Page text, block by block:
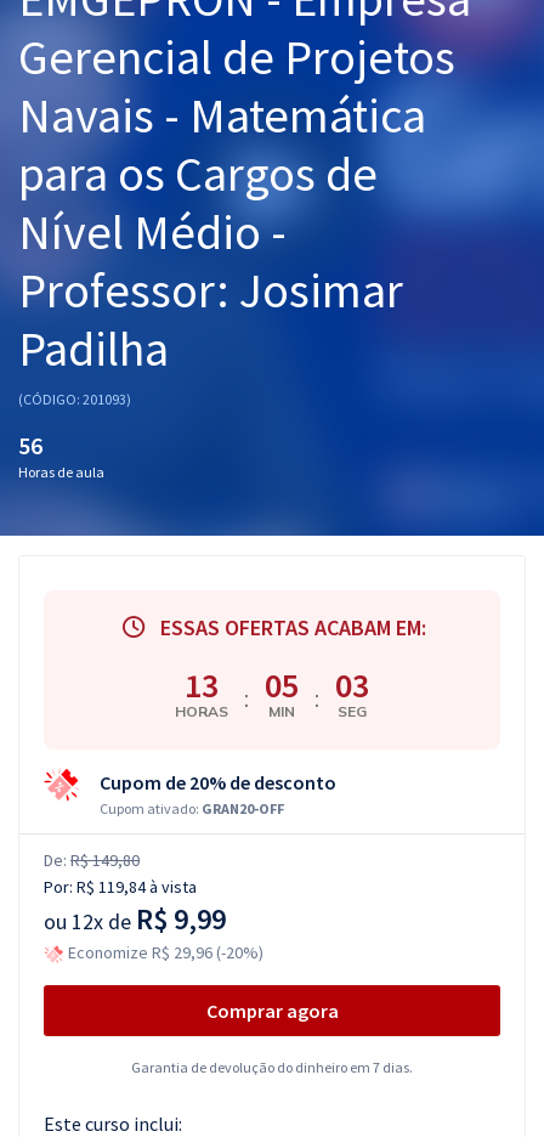
Graduação
OAB
Mentorias
Questões grátis
Conteúdo gratuito
Blog
Aprovados
Gerencial de Projetos
Navais - Matemática
para os Cargos de
Nível Médio -
Professor: Josimar
Padilha
(CÓDIGO: 201093)
56
Horas de aula
ESSAS OFERTAS ACABAM EM:
13
HORAS : 05
MIN : 02
SEG
Cupom de 20% de desconto
Cupom ativado: GRAN20-OFF
De: R$ 149,80
Por: R$ 119,84à vista
ou 12x de R$ 9,99
Economize R$ 29,96 (-20%)
Comprar agora
Garantia de devolução do dinheiro em 7 dias.
Este curso inclui: